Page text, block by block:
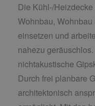
Die Kühl-/
Wohnbau,
einsetzen und
nahezu
nichtakustische
Durch frei planbare
architektonisch